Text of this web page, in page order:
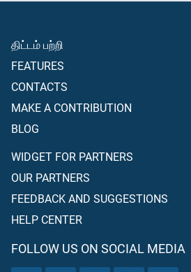
திட்டம் பற்றி
FEATURES
CONTACTS
MAKE A CONTRIBUTION
BLOG
WIDGET FOR PARTNERS
OUR PARTNERS
FEEDBACK AND SUGGESTIONS
HELP CENTER
FOLLOW US ON SOCIAL MEDIA